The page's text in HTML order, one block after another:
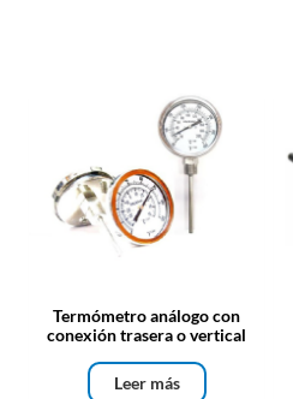
Termómetro análogo con
conexión trasera o vertical
Leer más